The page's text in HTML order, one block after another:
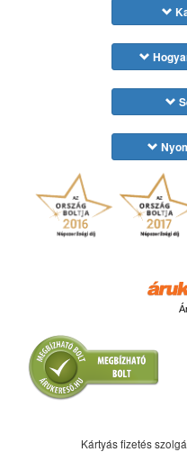
Kártyás fizetés